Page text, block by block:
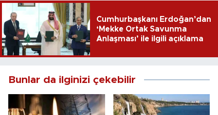
Cumhurbaşkanı Erdoğan’dan
‘Mekke Ortak Savunma
Anlaşması’ ile ilgili açıklama
Bunlar da ilginizi çekebilir